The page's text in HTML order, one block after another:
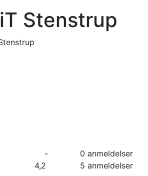
Stenstrup
-
0 anmeldelser
4,2 5 anmeldelser